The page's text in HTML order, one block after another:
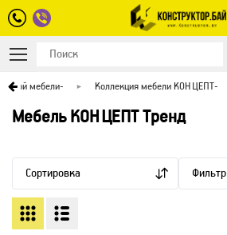
мебели- Коллекция мебели КОНЦЕПТ-
Мебель КОНЦЕПТ Тренд
Сортировка Фильтр